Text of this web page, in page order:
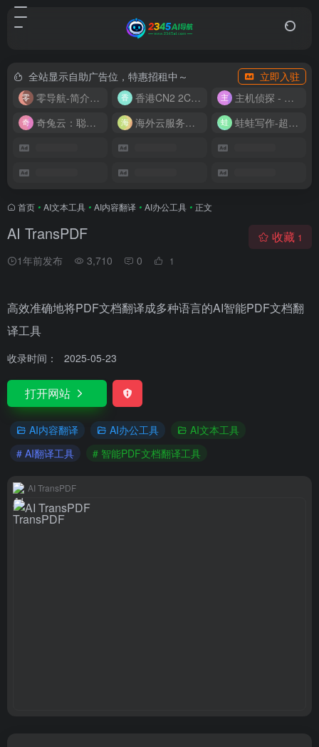
全站显示自助广告位，特惠招租中～
立即入驻
零导航-简介实用的网址导航
香港CN2 2C2G20M 9.9/月
主机侦探 - 少花钱，用好云
奇兔云：聪明人的“省”钱计划！
海外云服务器全网最低价 蛙蛙写作-超级AI智能写作助手
首页 • AI文本工具 • AI内容翻译 • AI办公工具 • 正文
AI TransPDF
1年前发布 3,710 0 1
收藏 1
高效准确地将PDF文档翻译成多种语言的AI智能PDF文档翻
译工具
收录时间： 2025-05-23
打开网站
AI内容翻译 AI办公工具
AI文本工具
# AI翻译工具
# 智能PDF文档翻译工具
AI TransPDF